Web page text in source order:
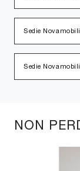
Sedie
Sedie
NON